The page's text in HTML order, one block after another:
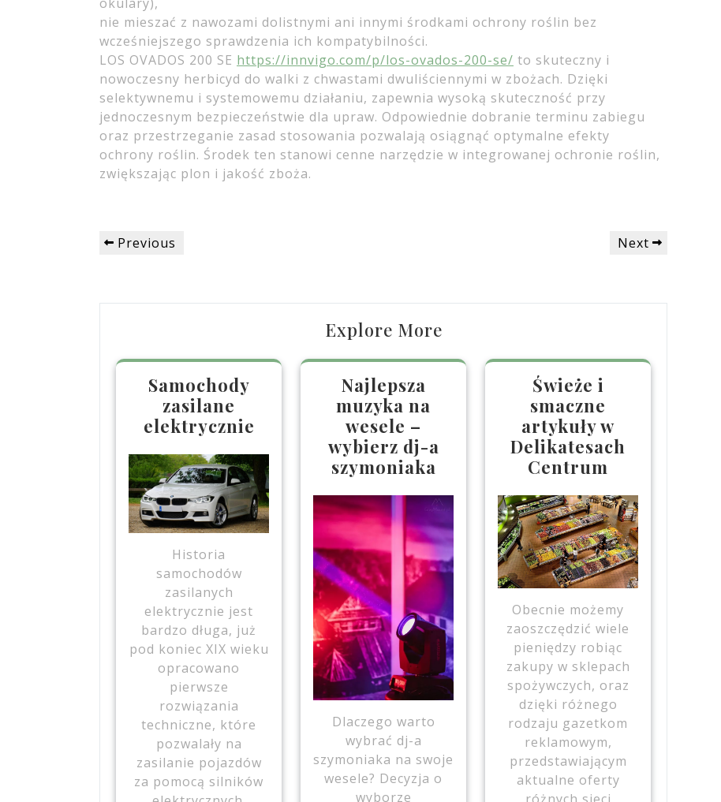
nie mieszać z nawozami dolistnymi ani innymi środkami ochrony roślin bez
wcześniejszego sprawdzenia ich kompatybilności.
LOS OVADOS 200 SE https://innvigo.com/p/los-ovados-200-se/ to skuteczny i
nowoczesny herbicyd do walki z chwastami dwuliściennymi w zbożach. Dzięki
selektywnemu i systemowemu działaniu, zapewnia wysoką skuteczność przy
jednoczesnym bezpieczeństwie dla upraw. Odpowiednie dobranie terminu zabiegu
oraz przestrzeganie zasad stosowania pozwalają osiągnąć optymalne efekty
ochrony roślin. Środek ten stanowi cenne narzędzie w integrowanej ochronie roślin,
zwiększając plon i jakość zboża.
Nawigacja
wpisu
Previous
Previous
Next
Next
Explore More
Samochody
zasilane
elektrycznie
Historia
samochodów
zasilanych
elektrycznie jest
bardzo długa, już
pod koniec XIX wieku
opracowano
pierwsze
rozwiązania
techniczne, które
pozwalały na
zasilanie pojazdów
za pomocą silników
Najlepsza
muzyka na
wesele –
wybierz dj-a
szymoniaka
Dlaczego warto
wybrać dj-a
szymoniaka na swoje
wesele? Decyzja o
wyborze
Świeże i
smaczne
artykuły w
Delikatesach
Centrum
Obecnie możemy
zaoszczędzić wiele
pieniędzy robiąc
zakupy w sklepach
spożywczych, oraz
dzięki różnego
rodzaju gazetkom
reklamowym,
przedstawiającym
aktualne oferty